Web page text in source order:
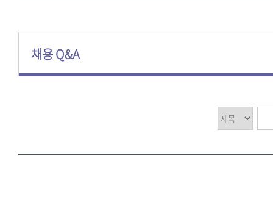
채용 Q&A